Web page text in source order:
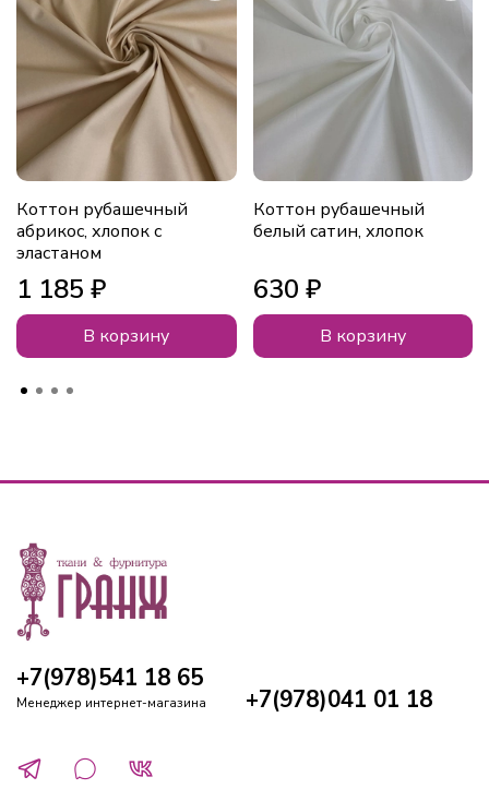
Коттон рубашечный
абрикос, хлопок с
эластаном
1 185 ₽
В корзину
Коттон рубашечный
белый сатин, хлопок
630 ₽
В корзину
+7(978)541 18 65
Менеджер интернет-магазина +7(978)041 01 18